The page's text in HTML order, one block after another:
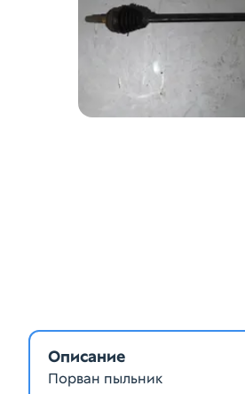
Описание
Порван пыльник